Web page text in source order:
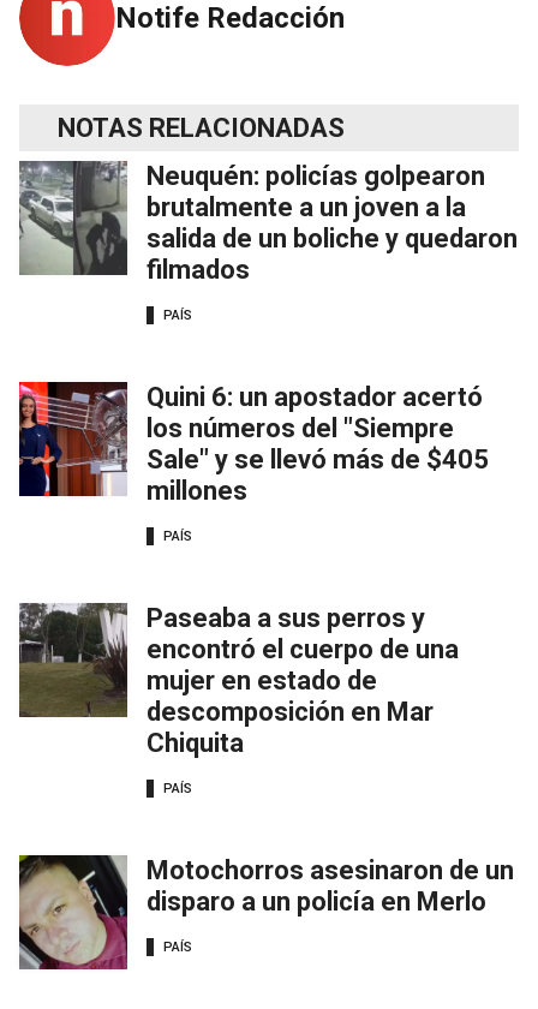
Notife Redacción
NOTAS RELACIONADAS
Neuquén: policías golpearon
brutalmente a un joven a la
salida de un boliche y quedaron
filmados
PAÍS
Quini 6: un apostador acertó
los números del "Siempre
Sale" y se llevó más de $405
millones
PAÍS
Paseaba a sus perros y
encontró el cuerpo de una
mujer en estado de
descomposición en Mar
Chiquita
PAÍS
Motochorros asesinaron de un
disparo a un policía en Merlo
PAÍS